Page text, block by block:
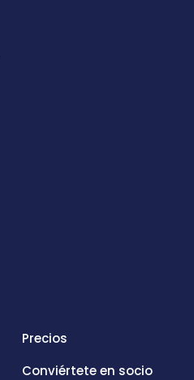
Precios
Conviértete en socio